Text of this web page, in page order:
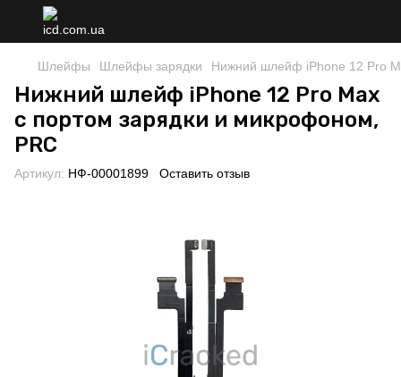
Шлейфы Шлейфы зарядки Нижний шлейф iPhone 12 Pro
Нижний шлейф iPhone 12 Pro Max
с портом зарядки и микрофоном,
PRC
Артикул: НФ-00001899 Оставить отзыв